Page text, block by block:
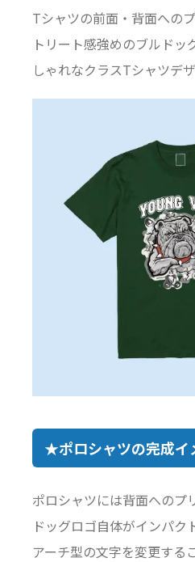
Tシャツの前面・背面への
トリート感強めのブルドッ
しゃれなクラスTシャツデ
★ポロシャツの完成
ポロシャツには背面へのプ
ドッグロゴ自体がインパク
アーチ型の文字を変更する